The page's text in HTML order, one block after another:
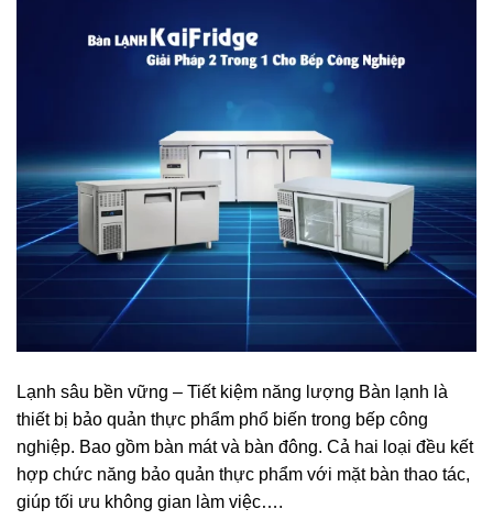
Lạnh sâu bền vững – Tiết kiệm năng lượng Bàn lạnh là
thiết bị bảo quản thực phẩm phổ biến trong bếp công
nghiệp. Bao gồm bàn mát và bàn đông. Cả hai loại đều kết
hợp chức năng bảo quản thực phẩm với mặt bàn thao tác,
giúp tối ưu không gian làm việc….